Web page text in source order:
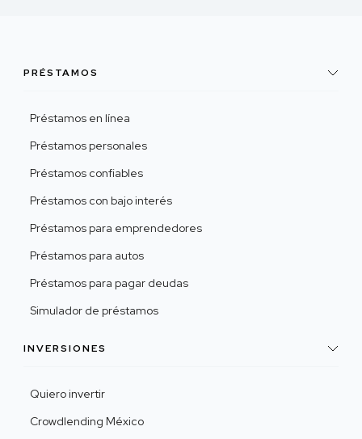
PRÉSTAMOS
Préstamos en línea
Préstamos personales
Préstamos confiables
Préstamos con bajo interés
Préstamos para emprendedores
Préstamos para autos
Préstamos para pagar deudas
Simulador de préstamos
INVERSIONES
Quiero invertir
Crowdlending México